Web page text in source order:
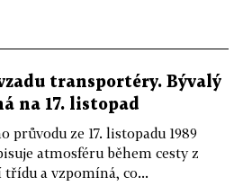
transportéry. Bývalý
na 17. listopad
průvodu ze 17. listopadu 1989
atmosféru během cesty z
a vzpomíná, co...